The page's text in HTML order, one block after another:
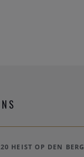
HEIST OP DEN BERG